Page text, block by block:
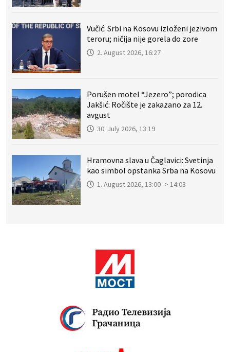
Vučić: Srbi na Kosovu izloženi jezivom
teroru; ničija nije gorela do zore
2. August 2026, 16:27
Porušen motel “Jezero”; porodica
Jakšić: Ročište je zakazano za 12.
avgust
30. July 2026, 13:19
Hramovna slava u Čaglavici: Svetinja
kao simbol opstanka Srba na Kosovu
1. August 2026, 13:00 -> 14:03